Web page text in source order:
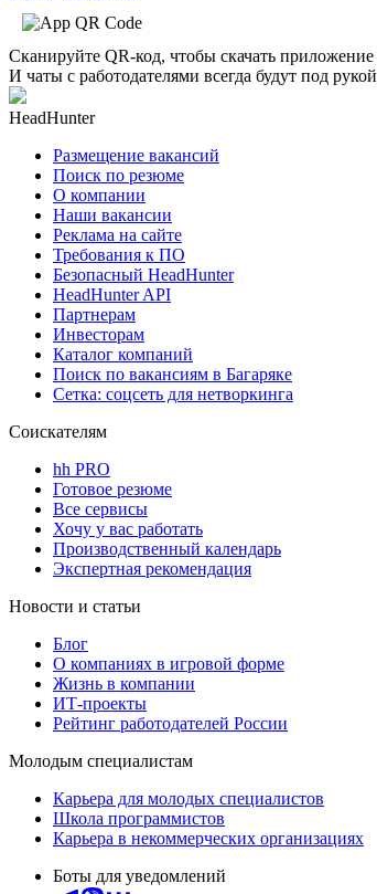
Сканируйте QR-код, чтобы скачать приложение
И чаты с работодателями всегда будут под рукой
HeadHunter
Размещение вакансий
Поиск по резюме
О компании
Наши вакансии
Реклама на сайте
Требования к ПО
Безопасный HeadHunter
HeadHunter API
Партнерам
Инвесторам
Каталог компаний
Поиск по вакансиям в Багаряке
Сетка: соцсеть для нетворкинга
Соискателям
hh PRO
Готовое резюме
Все сервисы
Хочу у вас работать
Производственный календарь
Экспертная рекомендация
Новости и статьи
Блог
О компаниях в игровой форме
Жизнь в компании
ИТ-проекты
Рейтинг работодателей России
Молодым специалистам
Карьера для молодых специалистов
Школа программистов
Карьера в некоммерческих организациях
Боты для уведомлений